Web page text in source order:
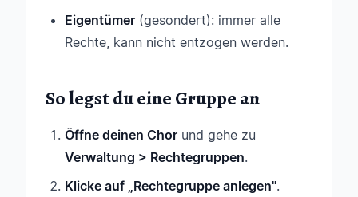
Eigentümer (gesondert): immer alle
Rechte, kann nicht entzogen werden.
So legst du eine Gruppe an
Öffne deinen Chor und gehe zu
Verwaltung > Rechtegruppen.
Klicke auf „Rechtegruppe anlegen".